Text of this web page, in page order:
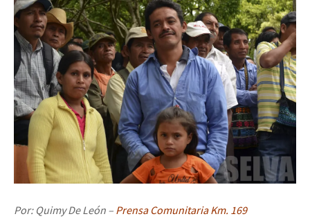
Por: Quimy De León – Prensa Comunitaria Km. 169